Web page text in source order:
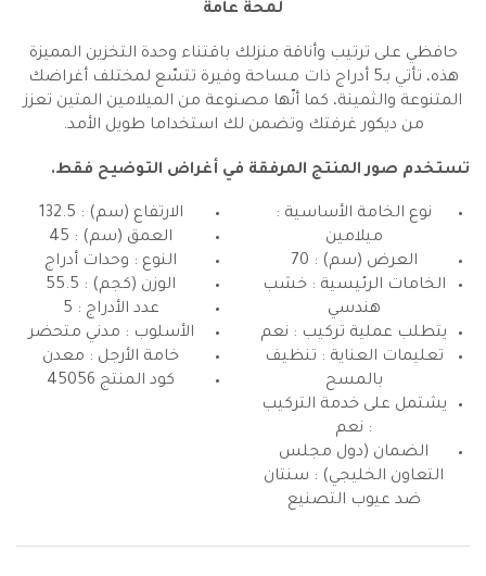
لمحة عامة
حافظي على ترتيب وأناقة منزلك باقتناء وحدة التخزين المميزة
هذه، تأتي بـ5 أدراج ذات مساحة وفيرة تتسّع لمختلف أغراضك
المتنوعة والثمينة، كما أنّها مصنوعة من الميلامين المتين تعزز
من ديكور غرفتك وتضمن لك استخداما طويل الأمد.
تستخدم صور المنتج المرفقة في أغراض التوضيح فقط.
نوع الخامة الأساسية :
ميلامين
العرض (سم) : 70
الخامات الرئيسية : خشب
هندسي
يتطلب عملية تركيب : نعم
تعليمات العناية : تنظيف
بالمسح
يشتمل على خدمة التركيب
: نعم
الضمان (دول مجلس
التعاون الخليجي) : سنتان
ضد عيوب التصنيع
الارتفاع (سم) : 132.5
العمق (سم) : 45
النوع : وحدات أدراج
الوزن (كجم) : 55.5
عدد الأدراج : 5
الأسلوب : مدني متحضر
خامة الأرجل : معدن
كود المنتج 45056